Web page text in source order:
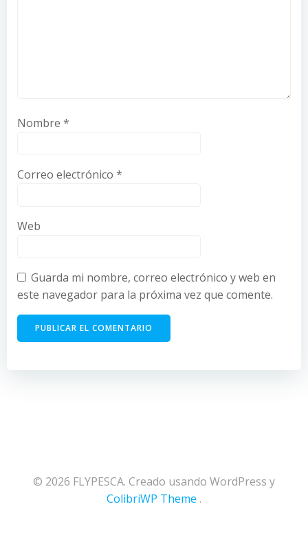
Nombre *
Correo electrónico *
Web
Guarda mi nombre, correo electrónico y web en
este navegador para la próxima vez que comente.
© 2026 FLYPESCA. Creado usando WordPress y
ColibriWP Theme .